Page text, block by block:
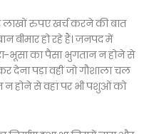
लाखों रुपए खर्च करने की बात
बीमार हो रहे हैं। जनपद में
भूसा का पैसा भुगतान न होने से
देना पड़ा वहीं जो गौशाला चल
न होने से वहां पर भी पशुओं को